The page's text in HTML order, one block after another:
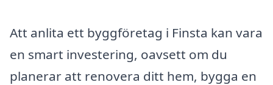
Att anlita ett byggföretag i Finsta kan vara
en smart investering, oavsett om du
planerar att renovera ditt hem, bygga en